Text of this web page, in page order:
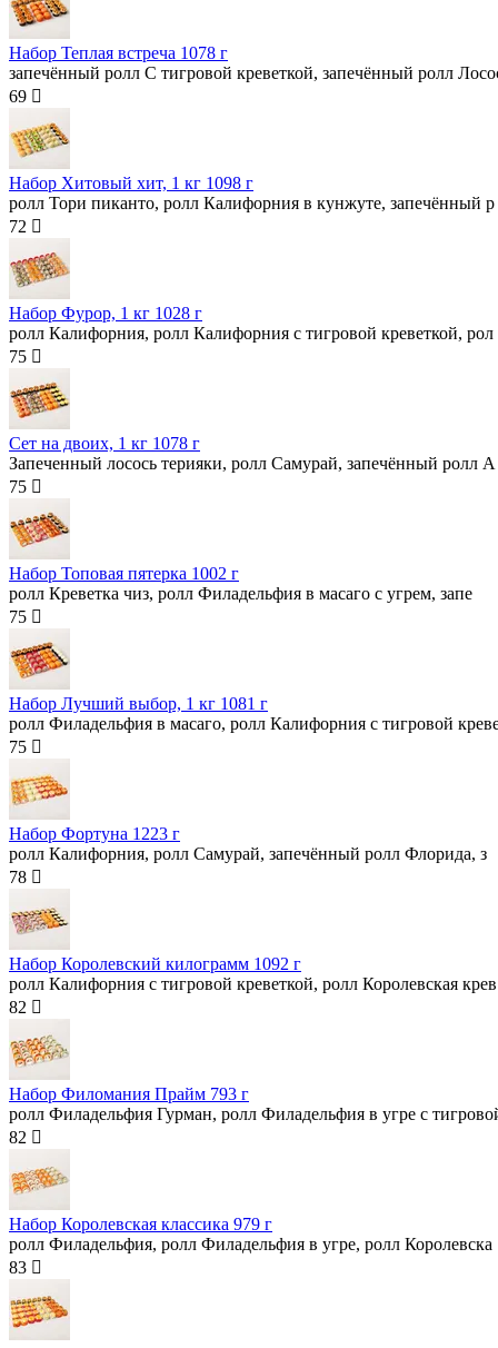
Набор Теплая встреча 1078 г
запечённый ролл С тигровой креветкой, запечённый ролл
69 
Набор Хитовый хит, 1 кг 1098 г
ролл Тори пиканто, ролл Калифорния в кунжуте, запечённый р
72 
Набор Фурор, 1 кг 1028 г
ролл Калифорния, ролл Калифорния с тигровой креветкой, рол
75 
Сет на двоих, 1 кг 1078 г
Запеченный лосось терияки, ролл Самурай, запечённый ролл А
75 
Набор Топовая пятерка 1002 г
ролл Креветка чиз, ролл Филадельфия в масаго с угрем, запе
75 
Набор Лучший выбор, 1 кг 1081 г
ролл Филадельфия в масаго, ролл Калифорния с тигровой
75 
Набор Фортуна 1223 г
ролл Калифорния, ролл Самурай, запечённый ролл Флорида, з
78 
Набор Королевский килограмм 1092 г
ролл Калифорния с тигровой креветкой, ролл Королевская крев
82 
Набор Филомания Прайм 793 г
ролл Филадельфия Гурман, ролл Филадельфия в угре с
82 
Набор Королевская классика 979 г
ролл Филадельфия, ролл Филадельфия в угре, ролл Королевска
83 